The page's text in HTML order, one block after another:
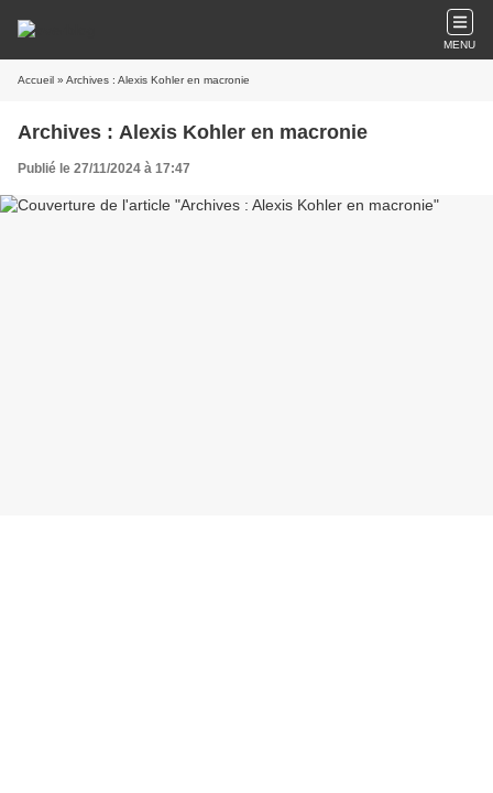
MENU
Accueil » Archives : Alexis Kohler en macronie
Archives : Alexis Kohler en macronie
Publié le 27/11/2024 à 17:47